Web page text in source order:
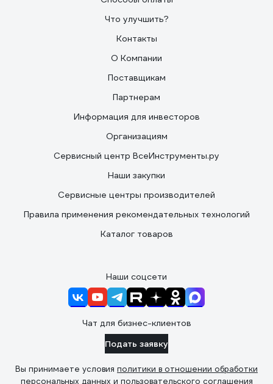
Что улучшить?
Контакты
О Компании
Поставщикам
Партнерам
Информация для инвесторов
Организациям
Сервисный центр ВсеИнструменты.ру
Наши закупки
Сервисные центры производителей
Правила применения рекомендательных технологий
Каталог товаров
Наши соцсети
Чат для бизнес-клиентов
Подать заявку
Вы принимаете условия политики в отношении обработки
персональных данных и пользовательского соглашения